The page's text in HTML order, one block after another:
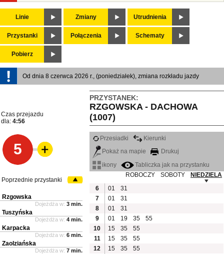
Linie Zmiany Utrudnienia
Przystanki Połączenia Schematy
Pobierz
Od dnia 8 czerwca 2026 r., (poniedziałek), zmiana rozkładu jazdy
PRZYSTANEK:
RZGOWSKA - DACHOWA
(1007)
Czas przejazdu
dla: 4:56
5
Przesiadki
Kierunki
Pokaż na mapie
Drukuj
ikony
Tabliczka jak na przystanku
ROBOCZY
SOBOTY
NIEDZIELA
6
01
31
7
01
31
8
01
31
9
01 19 35
55
10
15 35
55
11
15 35
55
12
15 35
55
Poprzednie przystanki
Rzgowska
Dojeżdża w: 3 min.
Tuszyńska
Dojeżdża w: 4 min.
Karpacka
Dojeżdża w: 6 min.
Zaolziańska
Dojeżdża w: 7 min.